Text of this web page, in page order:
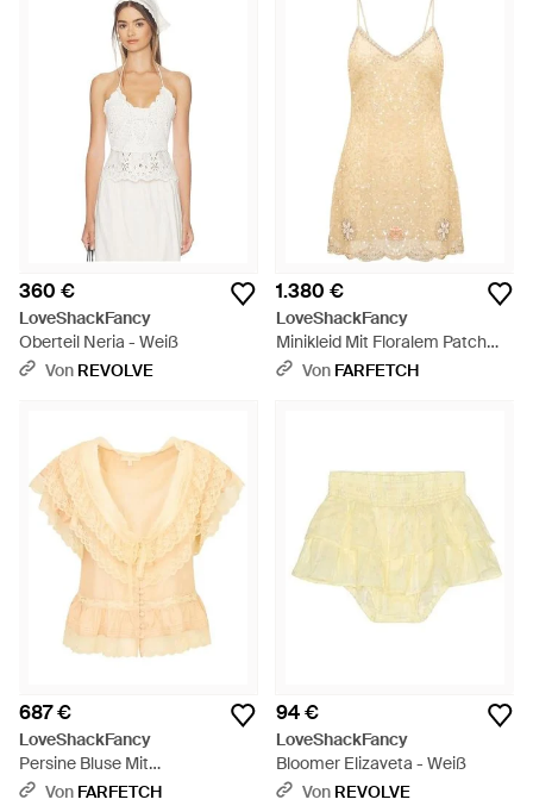
360 €
LoveShackFancy
Oberteil Neria - Weiß
Von REVOLVE
1.380 €
LoveShackFancy
Minikleid Mit Floralem Patch
Und Pailletten - Weiß
Von FARFETCH
687 €
LoveShackFancy
Persine Bluse Mit
Spitzenbesatz - Natur
Von FARFETCH
94 €
LoveShackFancy
Bloomer Elizaveta - Weiß
Von REVOLVE